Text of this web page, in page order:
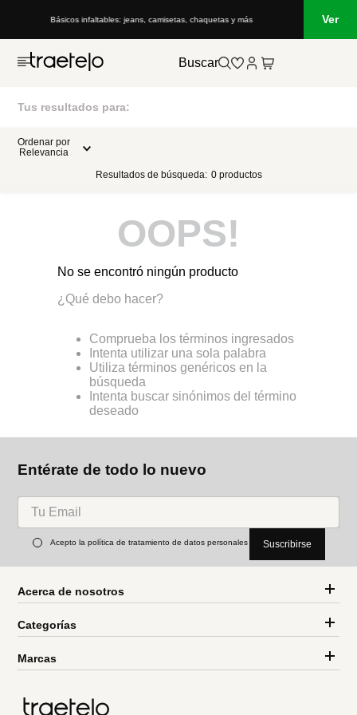
Básicos infaltables: jeans, camisetas, chaquetas y más Ver
Buscar
Tus resultados para:
Ordenar por
Relevancia
Resultados de búsqueda: 0 productos
OOPS!
No se encontró ningún producto
¿Qué debo hacer?
Comprueba los términos ingresados
Intenta utilizar una sola palabra
Utiliza términos genéricos en la
búsqueda
Intenta buscar sinónimos del término
deseado
Entérate de todo lo nuevo
Acepto la política de tratamiento de datos personales Suscribirse
Acerca de nosotros
Categorías
Marcas